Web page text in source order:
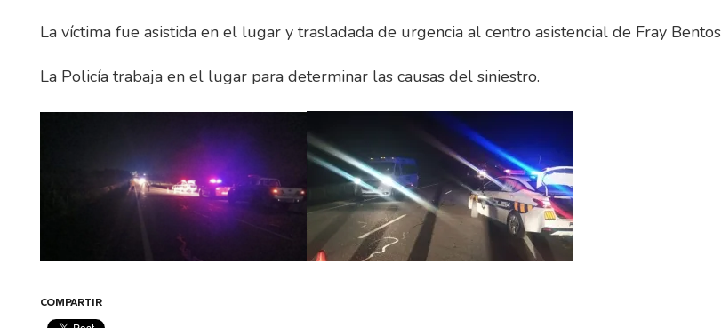
La víctima fue asistida en el lugar y trasladada de urgencia al centro asistencial de Fray
La Policía trabaja en el lugar para determinar las causas del siniestro.
COMPARTIR